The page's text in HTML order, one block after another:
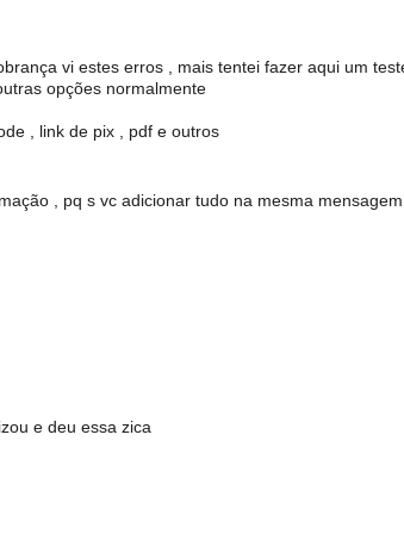
vi estes erros , mais tentei fazer aqui um
opções normalmente
, link de pix , pdf e outros
, pq s vc adicionar tudo na mesma
e deu essa zica